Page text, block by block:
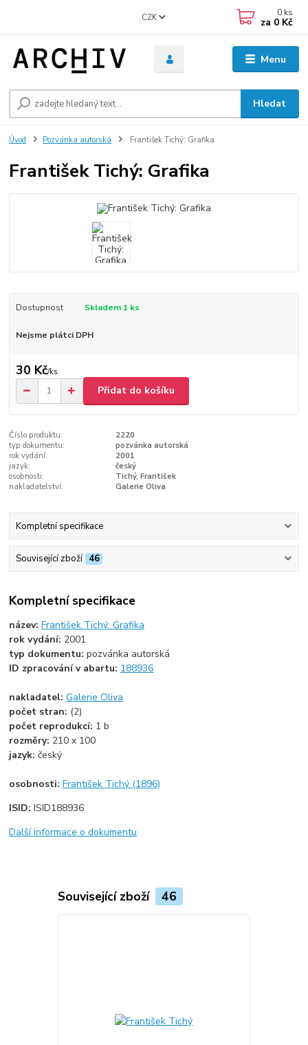
Menu
CZK
Hledat
0 ks
za 0 Kč
Úvod Pozvánka autorská František Tichý: Grafika
František Tichý: Grafika
Dostupnost Skladem 1 ks
Nejsme plátci DPH
30 Kč/ks
Přidat do košíku
Číslo produktu:
2220
typ dokumentu:
pozvánka autorská
rok vydání:
2001
jazyk:
český
osobnosti:
Tichý, František
nakladatelství:
Galerie Oliva
Kompletní specifikace
Související zboží 46
Kompletní specifikace
název:František Tichý: Grafika
rok vydání: 2001
typ dokumentu:pozvánka autorská
ID zpracování v abartu: 188936
nakladatel:Galerie Oliva
počet stran: (2)
počet reprodukcí: 1 b
rozměry: 210 x 100
jazyk:český
osobnosti:František Tichý (1896)
ISID:ISID188936
Další informace o dokumentu
Související zboží 46